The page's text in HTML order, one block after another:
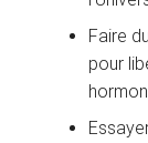
Faire
pour